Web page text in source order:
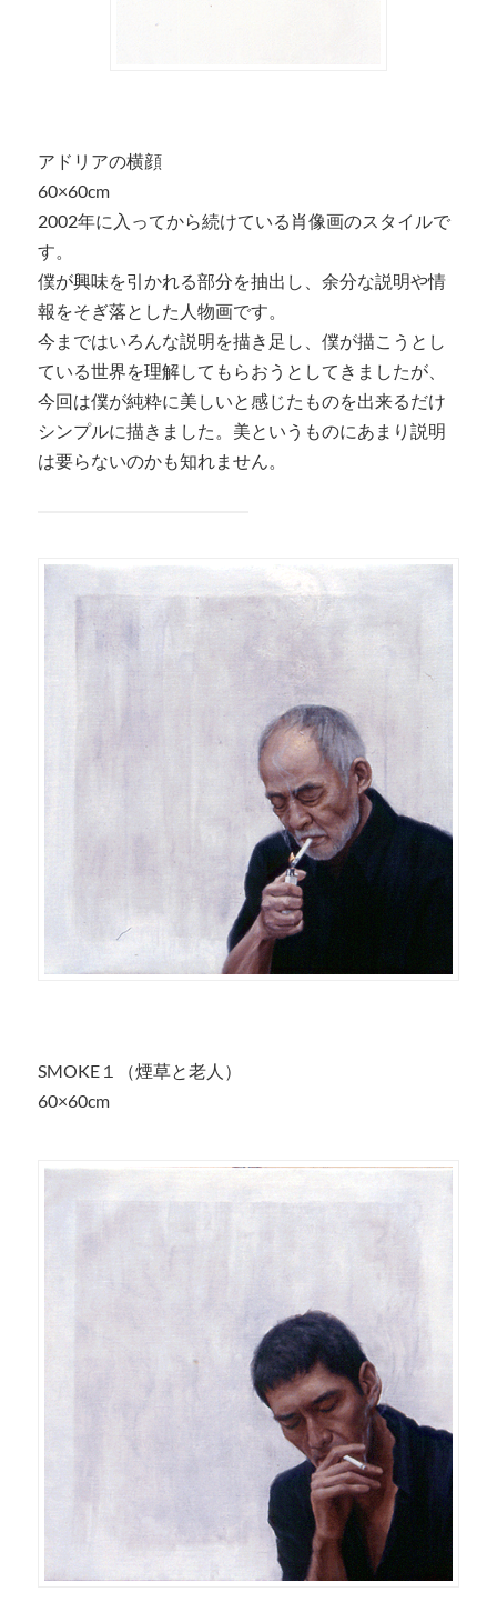
アドリアの横顔
60×60cm
2002年に入ってから続けている肖像画のスタイルで
す。
僕が興味を引かれる部分を抽出し、余分な説明や情
報をそぎ落とした人物画です。
今まではいろんな説明を描き足し、僕が描こうとし
ている世界を理解してもらおうとしてきましたが、
今回は僕が純粋に美しいと感じたものを出来るだけ
シンプルに描きました。美というものにあまり説明
は要らないのかも知れません。
SMOKE１（煙草と老人）
60×60cm